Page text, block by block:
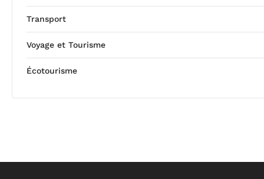
Transport
Voyage et Tourisme
Écotourisme